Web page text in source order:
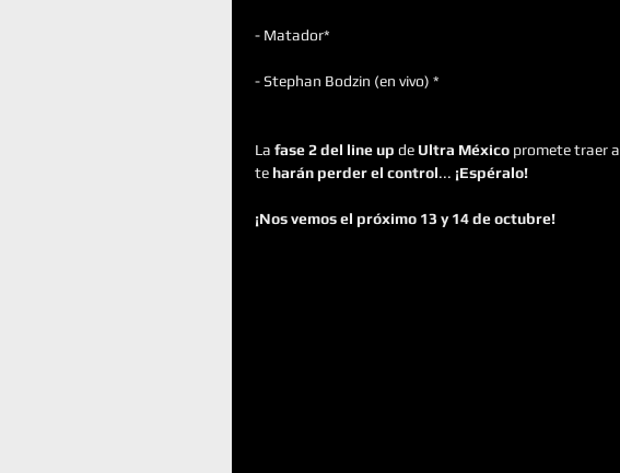
- Matador*
- Stephan Bodzin (en vivo) *
La fase 2 del line up de Ultra México promete traer a
te harán perder el control... ¡Espéralo!
¡Nos vemos el próximo 13 y 14 de octubre!